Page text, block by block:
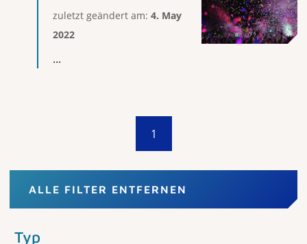
zuletzt geändert am: 4. May
2022
...
1
ALLE FILTER ENTFERNEN
Typ